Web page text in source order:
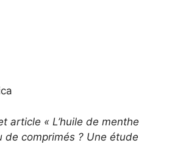
article « L’huile de menthe
de comprimés ? Une étude